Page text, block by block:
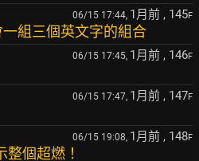
06/15 17:44, 1月前 , 145F
組三個英文字的組合
06/15 17:45, 1月前 , 146F
06/15 17:47, 1月前 , 147F
06/15 19:08, 1月前 , 148F
個超燃！